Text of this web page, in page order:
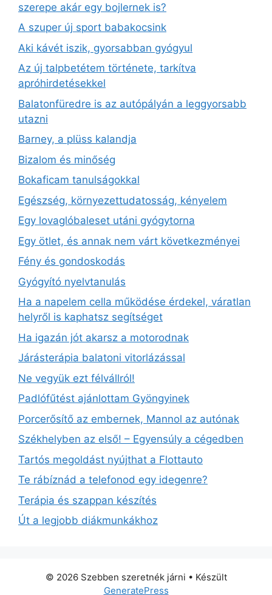
szerepe akár egy bojlernek is?
A szuper új sport babakocsink
Aki kávét iszik, gyorsabban gyógyul
Az új talpbetétem története, tarkítva
apróhirdetésekkel
Balatonfüredre is az autópályán a leggyorsabb
utazni
Barney, a plüss kalandja
Bizalom és minőség
Bokaficam tanulságokkal
Egészség, környezettudatosság, kényelem
Egy lovaglóbaleset utáni gyógytorna
Egy ötlet, és annak nem várt következményei
Fény és gondoskodás
Gyógyító nyelvtanulás
Ha a napelem cella működése érdekel, váratlan
helyről is kaphatsz segítséget
Ha igazán jót akarsz a motorodnak
Járásterápia balatoni vitorlázással
Ne vegyük ezt félvállról!
Padlófűtést ajánlottam Gyöngyinek
Porcerősítő az embernek, Mannol az autónak
Székhelyben az első! – Egyensúly a cégedben
Tartós megoldást nyújthat a Flottauto
Te rábíznád a telefonod egy idegenre?
Terápia és szappan készítés
Út a legjobb diákmunkákhoz
© 2026 Szebben szeretnék járni • Készült
GeneratePress